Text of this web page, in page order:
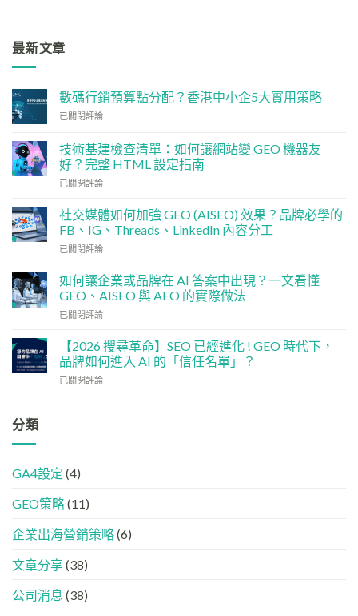
最新文章
數碼行銷預算點分配？香港中小企5大實用策略
數
行
銷
預
算
分
配？
香
港
小
企
大
策
已關閉評論
技術基建檢查清單：如何讓網站變 GEO 機器友
好？完整 HTML 設定指南
技
基
建
檢
查
單：
如
讓
變
機
HTML
設
定
指
已關閉評論
社交媒體如何加強 GEO (AISEO) 效果？品牌必學的
FB、IG、Threads、LinkedIn 內容分工
社
媒
體
如
何
GEO
(AISEO)
效
FB、
Threads、
內
分
已關閉評論
如何讓企業或品牌在 AI 答案中出現？一文看懂
GEO、AISEO 與 AEO 的實際做法
如
企
業
或
中
現？
文
懂
GEO、
與
已關閉評論
【2026 搜尋革命】SEO 已經進化 ! GEO 時代下，
品牌如何進入 AI 的「信任名單」？
【2026
經
化
GEO
時
下，
牌
已關閉評論
分類
GA4設定 (4)
GEO策略(11)
企業出海營銷策略(6)
文章分享(38)
公司消息 (38)